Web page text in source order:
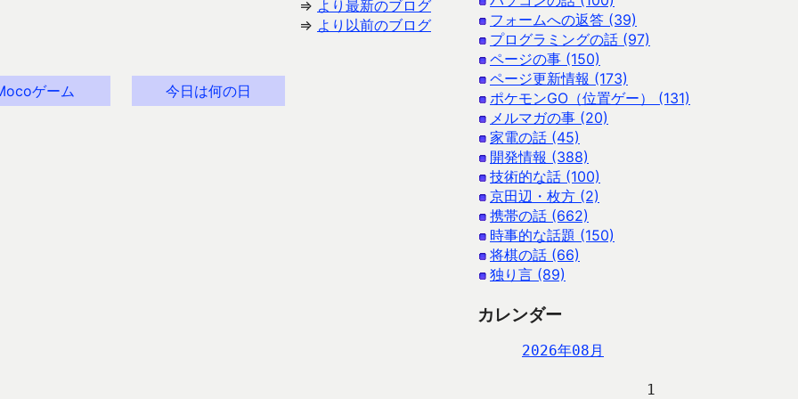
⇒ より最新のブログ
⇒ より以前のブログ
ゲーム 今日は何の日
フォームへの返答 (39)
プログラミングの話 (97)
ページの事 (150)
ページ更新情報 (173)
ポケモンGO（位置ゲー） (131)
メルマガの事 (20)
家電の話 (45)
開発情報 (388)
技術的な話 (100)
京田辺・枚方 (2)
携帯の話 (662)
時事的な話題 (150)
将棋の話 (66)
独り言 (89)
カレンダー
2026年08月
                   1